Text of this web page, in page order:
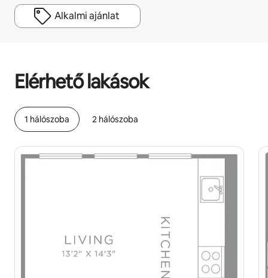
Alkalmi ajánlat
Elérhető lakások
1 hálószoba 2 hálószoba